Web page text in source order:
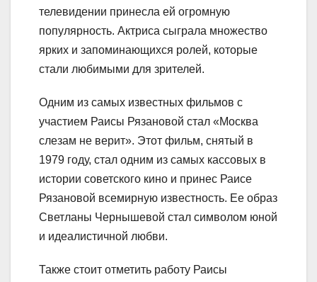
телевидении принесла ей огромную
популярность. Актриса сыграла множество
ярких и запоминающихся ролей, которые
стали любимыми для зрителей.
Одним из самых известных фильмов с
участием Раисы Рязановой стал «Москва
слезам не верит». Этот фильм, снятый в
1979 году, стал одним из самых кассовых в
истории советского кино и принес Раисе
Рязановой всемирную известность. Ее образ
Светланы Чернышевой стал символом юной
и идеалистичной любви.
Также стоит отметить работу Раисы